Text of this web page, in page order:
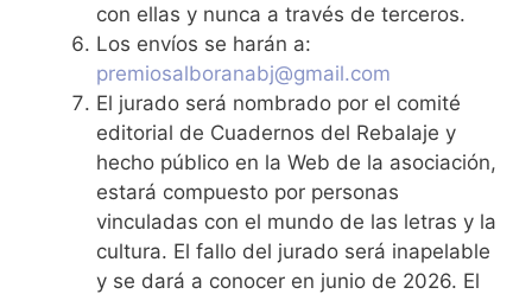
con ellas y nunca a través de terceros.
Los envíos se harán a:
premiosalboranabj@gmail.com
El jurado será nombrado por el comité
editorial de Cuadernos del Rebalaje y
hecho público en la Web de la asociación,
estará compuesto por personas
vinculadas con el mundo de las letras y la
cultura. El fallo del jurado será inapelable
y se dará a conocer en junio de 2026. El